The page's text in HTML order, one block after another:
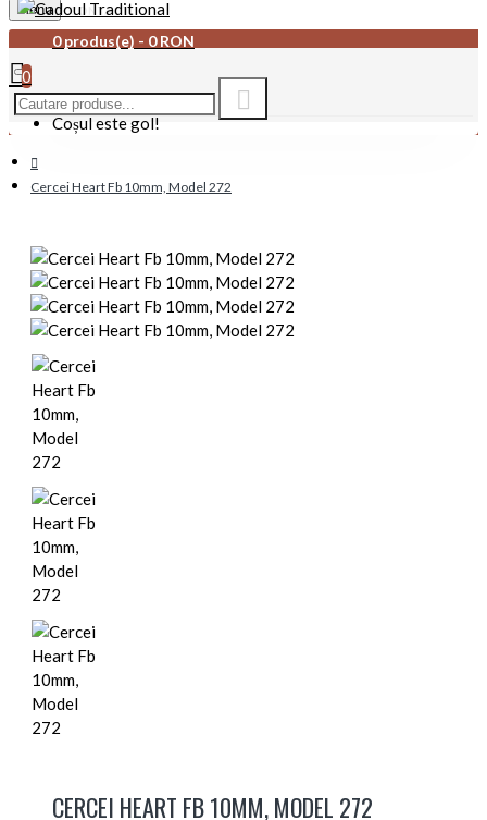
CONTACT
Menu
0 produs(e) - 0 RON
0
Coșul este gol!
Cercei Heart Fb 10mm, Model 272
CERCEI HEART FB 10MM, MODEL 272